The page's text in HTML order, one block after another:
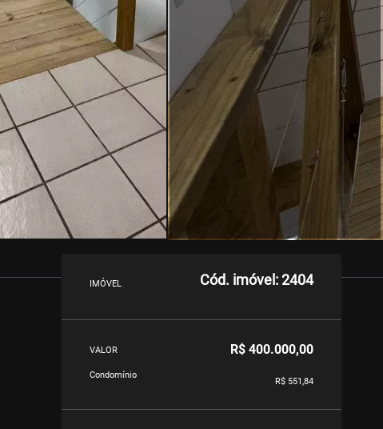
IMÓVEL Cód. imóvel: 2404
VALOR R$ 400.000,00
Condomínio
R$ 551,84